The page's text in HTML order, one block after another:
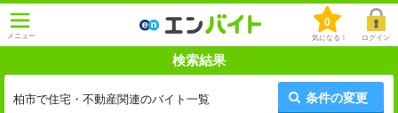
メニュー
0
気になる！ ログイン
検索結果
柏市で住宅・不動産関連のバイト一覧 条件の変更